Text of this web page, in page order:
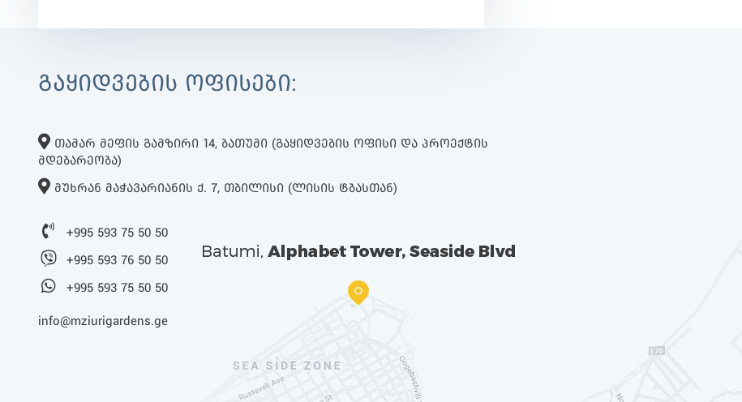
ᲒᲐᲧᲘᲓᲕᲔᲑᲘᲡ ᲝᲤᲘᲡᲔᲑᲘ:
ᲗᲐᲛᲐᲠ ᲛᲔᲤᲘᲡ ᲒᲐᲛᲖᲘᲠᲘ 14, ᲑᲐᲗᲣᲛᲘ (ᲒᲐᲧᲘᲓᲕᲔᲑᲘᲡ ᲝᲤᲘᲡᲘ ᲓᲐ ᲞᲠᲝᲔᲥᲢᲘᲡ
ᲛᲓᲔᲑᲐᲠᲔᲝᲑᲐ)
ᲛᲣᲮᲠᲐᲜ ᲛᲐᲭᲐᲕᲐᲠᲘᲐᲜᲘᲡ Ქ. 7, ᲗᲑᲘᲚᲘᲡᲘ (ᲚᲘᲡᲘᲡ ᲢᲑᲐᲡᲗᲐᲜ)
+995 593 75 50 50
+995 593 76 50 50
+995 593 75 50 50
info@mziurigardens.ge